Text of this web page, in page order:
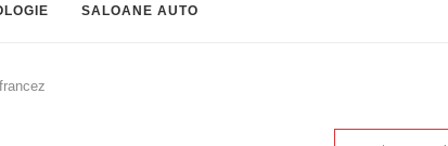
SALOANE AUTO